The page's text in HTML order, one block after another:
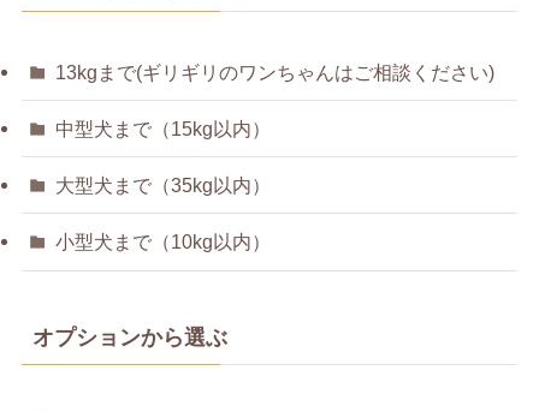
13kgまで(ギリギリのワンちゃんはご相談ください)
中型犬まで（15kg以内）
大型犬まで（35kg以内）
小型犬まで（10kg以内）
オプションから選ぶ